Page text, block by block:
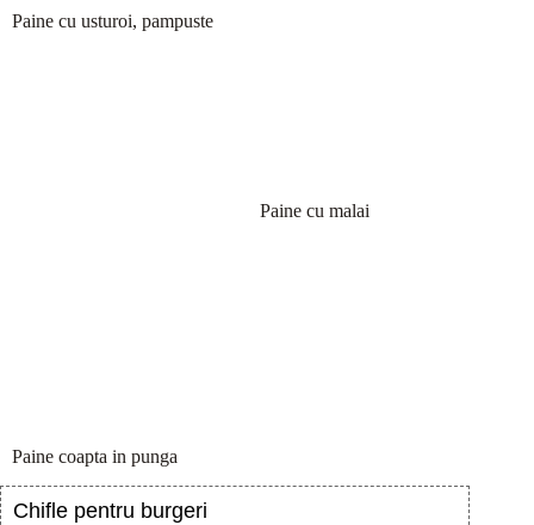
Paine cu usturoi, pampuste
Paine cu malai
Paine coapta in punga
Chifle pentru burgeri